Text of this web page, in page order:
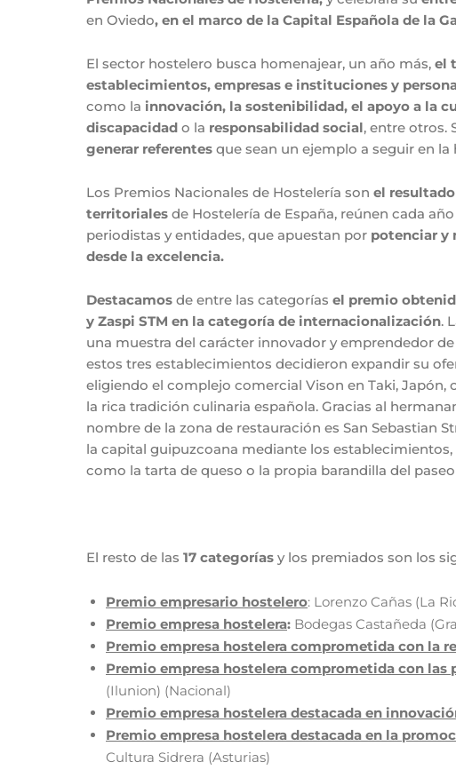
en Oviedo, en el marco de la Capital Española de la
El sector hostelero busca homenajear, un año más, el
establecimientos, empresas e instituciones y
como la innovación, la sostenibilidad, el apoyo a la
discapacidad o la responsabilidad social, entre otros.
generar referentes que sean un ejemplo a seguir en la
Los Premios Nacionales de Hostelería son el
territoriales de Hostelería de España, reúnen cada
periodistas y entidades, que apuestan por potenciar y
desde la excelencia.
Destacamos de entre las categorías el premio
y Zaspi STM en la categoría de internacionalización.
una muestra del carácter innovador y emprendedor de
estos tres establecimientos decidieron expandir su
eligiendo el complejo comercial Vison en Taki, Japón,
la rica tradición culinaria española. Gracias al
nombre de la zona de restauración es San Sebastian
la capital guipuzcoana mediante los
como la tarta de queso o la propia barandilla del
El resto de las 17 categorías y los premiados son los
Premio empresario hostelero: Lorenzo Cañas (La
Premio empresa hostelera: Bodegas Castañeda
Premio empresa hostelera comprometida con la
Premio empresa hostelera comprometida con las
(Ilunion) (Nacional)
Premio empresa hostelera destacada en
Premio empresa hostelera destacada en la
Cultura Sidrera (Asturias)